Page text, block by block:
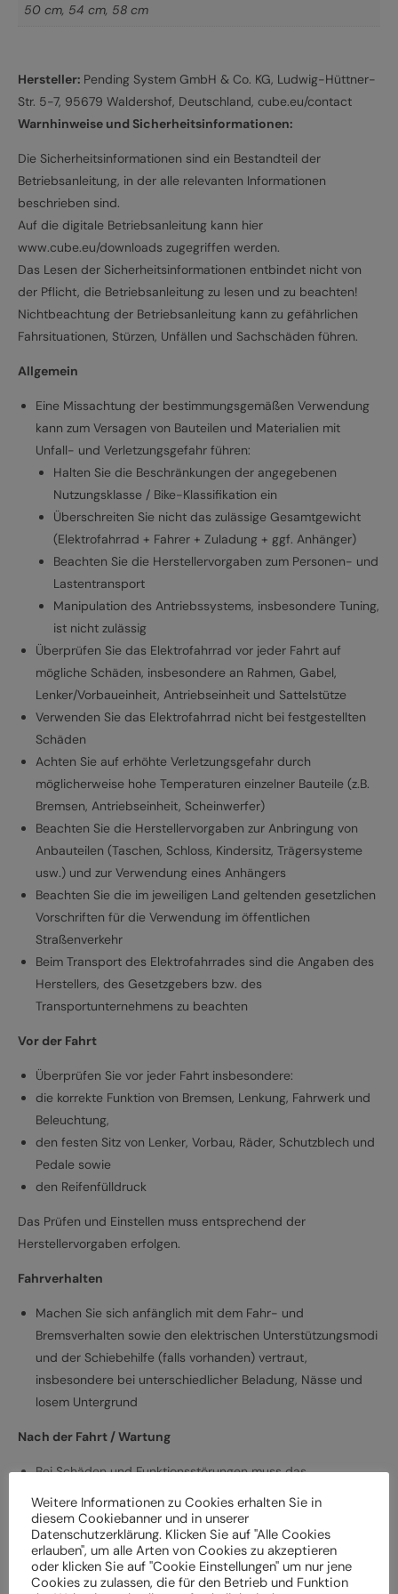
50 cm 54 cm 58 cm
Hersteller: Pending System GmbH & Co. KG, Ludwig-Hüttner-
Str. 5-7, 95679 Waldershof, Deutschland, cube.eu/contact
Warnhinweise und Sicherheitsinformationen:
Die Sicherheitsinformationen sind ein Bestandteil der
Betriebsanleitung, in der alle relevanten Informationen
beschrieben sind.
Auf die digitale Betriebsanleitung kann hier
www.cube.eu/downloads zugegriffen werden.
Das Lesen der Sicherheitsinformationen entbindet nicht von
der Pflicht, die Betriebsanleitung zu lesen und zu beachten!
Nichtbeachtung der Betriebsanleitung kann zu gefährlichen
Fahrsituationen, Stürzen, Unfällen und Sachschäden führen.
Allgemein
Eine Missachtung der bestimmungsgemäßen Verwendung
kann zum Versagen von Bauteilen und Materialien mit
Unfall- und Verletzungsgefahr führen:
Halten Sie die Beschränkungen der angegebenen
Nutzungsklasse / Bike-Klassifikation ein
Überschreiten Sie nicht das zulässige Gesamtgewicht
(Elektrofahrrad + Fahrer + Zuladung + ggf. Anhänger)
Beachten Sie die Herstellervorgaben zum Personen- und
Lastentransport
Manipulation des Antriebssystems, insbesondere Tuning,
ist nicht zulässig
Überprüfen Sie das Elektrofahrrad vor jeder Fahrt auf
mögliche Schäden, insbesondere an Rahmen, Gabel,
Lenker/Vorbaueinheit, Antriebseinheit und Sattelstütze
Verwenden Sie das Elektrofahrrad nicht bei festgestellten
Schäden
Achten Sie auf erhöhte Verletzungsgefahr durch
möglicherweise hohe Temperaturen einzelner Bauteile (z.B.
Bremsen, Antriebseinheit, Scheinwerfer)
Beachten Sie die Herstellervorgaben zur Anbringung von
Anbauteilen (Taschen, Schloss, Kindersitz, Trägersysteme
usw.) und zur Verwendung eines Anhängers
Beachten Sie die im jeweiligen Land geltenden gesetzlichen
Vorschriften für die Verwendung im öffentlichen
Straßenverkehr
Beim Transport des Elektrofahrrades sind die Angaben des
Herstellers, des Gesetzgebers bzw. des
Transportunternehmens zu beachten
Vor der Fahrt
Überprüfen Sie vor jeder Fahrt insbesondere:
die korrekte Funktion von Bremsen, Lenkung, Fahrwerk und
Beleuchtung,
den festen Sitz von Lenker, Vorbau, Räder, Schutzblech und
Pedale sowie
den Reifenfülldruck
Das Prüfen und Einstellen muss entsprechend der
Herstellervorgaben erfolgen.
Fahrverhalten
Machen Sie sich anfänglich mit dem Fahr- und
Bremsverhalten sowie den elektrischen Unterstützungsmodi
und der Schiebehilfe (falls vorhanden) vertraut,
insbesondere bei unterschiedlicher Beladung, Nässe und
losem Untergrund
Nach der Fahrt / Wartung
Bei Schäden und Funktionsstörungen muss das
Elektrofahrrad vor der weiteren Verwendung durch einen
Fachbetrieb überprüft werden
Lassen Sie das Elektrofahrrad entsprechend den
Herstellervorgaben regelmäßig von einem Fachbetrieb
überprüfen und warten, um Gefährdungen, z. B.
Weitere Informationen zu Cookies erhalten Sie in
diesem Cookiebanner und in unserer
Datenschutzerklärung. Klicken Sie auf "Alle Cookies
erlauben", um alle Arten von Cookies zu akzeptieren
oder klicken Sie auf "Cookie Einstellungen" um nur jene
Cookies zu zulassen, die für den Betrieb und Funktion